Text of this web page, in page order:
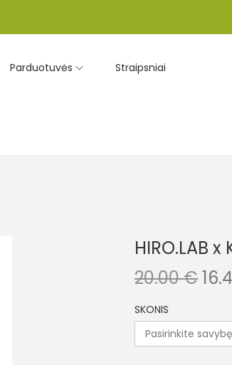
Parduotuvės Straipsniai
HIRO.LAB
20.00€
SKONIS